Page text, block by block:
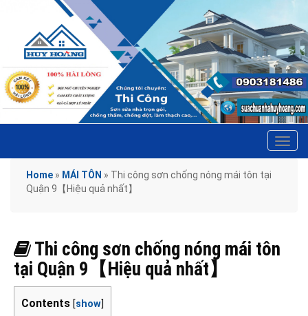
Home » MÁI TÔN » Thi công sơn chống nóng mái tôn tại
Quận 9【Hiệu quả nhất】
Thi công sơn chống nóng mái tôn
tại Quận 9【Hiệu quả nhất】
Contents [show]